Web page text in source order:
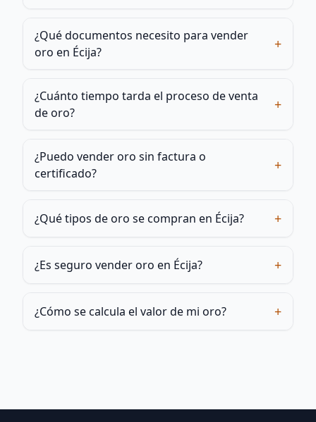
¿Qué documentos necesito para vender
oro en Écija?
+
¿Cuánto tiempo tarda el proceso de venta
de oro?
+
¿Puedo vender oro sin factura o
certificado?
+
¿Qué tipos de oro se compran en Écija? +
¿Es seguro vender oro en Écija? +
¿Cómo se calcula el valor de mi oro? +